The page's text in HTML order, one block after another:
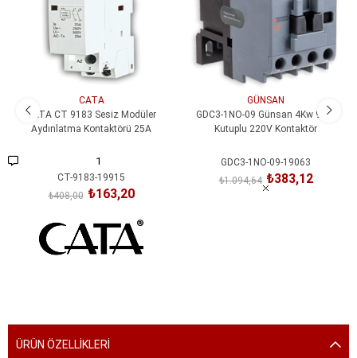
CATA
CATA CT 9183 Sesiz Modüler
Aydınlatma Kontaktörü 25A
1
CT-9183-19915
₺163,20
₺408,00
GÜNSAN
GDC3-1NO-09 Günsan 4Kw 9A 3
Kutuplu 220V Kontaktör
GDC3-1NO-09-19063
₺383,12
₺1.094,64
ÜRÜN ÖZELLIKLERI